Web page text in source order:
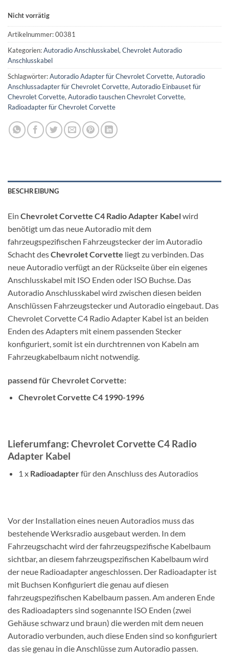
Nicht vorrätig
Artikelnummer:00381
Kategorien:Autoradio Anschlusskabel, Chevrolet Autoradio
Anschlusskabel
Schlagwörter:Autoradio Adapter für Chevrolet Corvette, Autoradio
Anschlussadapter für Chevrolet Corvette, Autoradio Einbauset für
Chevrolet Corvette, Autoradio tauschen Chevrolet Corvette,
Radioadapter für Chevrolet Corvette
BESCHREIBUNG
Ein Chevrolet Corvette C4 Radio Adapter Kabelwird
benötigt um das neue Autoradio mit dem
fahrzeugspezifischen Fahrzeugstecker der im Autoradio
Schacht desChevrolet Corvette liegt zu verbinden. Das
neue Autoradio verfügt an der Rückseite über ein eigenes
Anschlusskabel mit ISO Enden oder ISO Buchse. Das
Autoradio Anschlusskabel wird zwischen diesen beiden
Anschlüssen Fahrzeugstecker und Autoradio eingebaut. Das
Chevrolet Corvette C4 Radio Adapter Kabel ist an beiden
Enden des Adapters mit einem passenden Stecker
konfiguriert, somit ist ein durchtrennen von Kabeln am
Fahrzeugkabelbaum nicht notwendig.
passend für Chevrolet Corvette:
Chevrolet Corvette C4 1990-1996
Lieferumfang: Chevrolet Corvette C4 Radio
Adapter Kabel
1 x Radioadapterfür den Anschluss des Autoradios
Vor der Installation eines neuen Autoradios muss das
bestehende Werksradio ausgebaut werden. In dem
Fahrzeugschacht wird der fahrzeugspezifische Kabelbaum
sichtbar, an diesem fahrzeugspezifischen Kabelbaum wird
der neue Radioadapter angeschlossen. Der Radioadapter ist
mit Buchsen Konfiguriert die genau auf diesen
fahrzeugspezifischen Kabelbaum passen. Am anderen Ende
des Radioadapters sind sogenannte ISO Enden (zwei
Gehäuse schwarz und braun) die werden mit dem neuen
Autoradio verbunden, auch diese Enden sind so konfiguriert
das sie genau in die Anschlüsse zum Autoradio passen.